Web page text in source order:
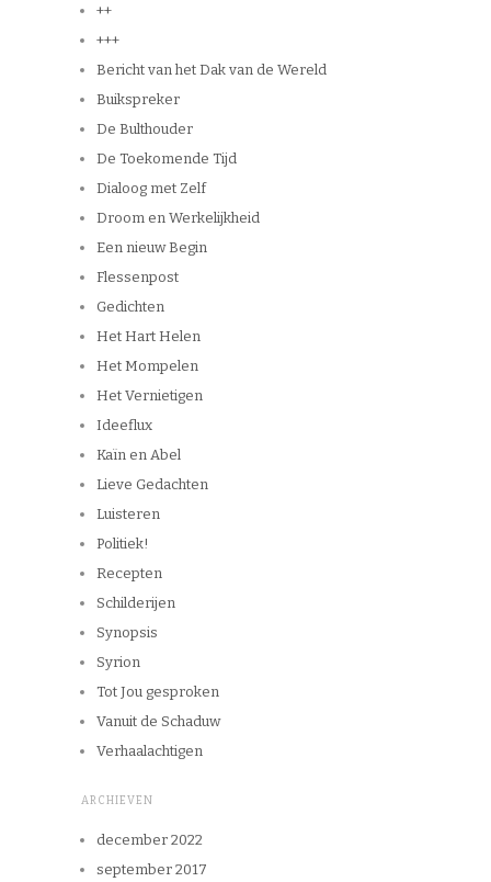
++
+++
Bericht van het Dak van de Wereld
Buikspreker
De Bulthouder
De Toekomende Tijd
Dialoog met Zelf
Droom en Werkelijkheid
Een nieuw Begin
Flessenpost
Gedichten
Het Hart Helen
Het Mompelen
Het Vernietigen
Ideeflux
Kaïn en Abel
Lieve Gedachten
Luisteren
Politiek!
Recepten
Schilderijen
Synopsis
Syrion
Tot Jou gesproken
Vanuit de Schaduw
Verhaalachtigen
ARCHIEVEN
december 2022
september 2017